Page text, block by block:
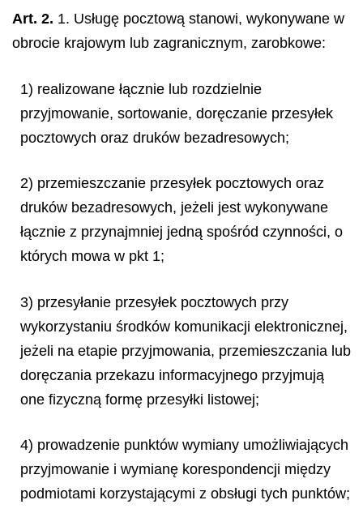
Art. 2. 1. Usługę pocztową stanowi, wykonywane w
obrocie krajowym lub zagranicznym, zarobkowe:
1) realizowane łącznie lub rozdzielnie
przyjmowanie, sortowanie, doręczanie przesyłek
pocztowych oraz druków bezadresowych;
2) przemieszczanie przesyłek pocztowych oraz
druków bezadresowych, jeżeli jest wykonywane
łącznie z przynajmniej jedną spośród czynności, o
których mowa w pkt 1;
3) przesyłanie przesyłek pocztowych przy
wykorzystaniu środków komunikacji elektronicznej,
jeżeli na etapie przyjmowania, przemieszczania lub
doręczania przekazu informacyjnego przyjmują
one fizyczną formę przesyłki listowej;
4) prowadzenie punktów wymiany umożliwiających
przyjmowanie i wymianę korespondencji między
podmiotami korzystającymi z obsługi tych punktów;